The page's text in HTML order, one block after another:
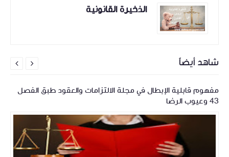
الذخيرة القانونية
شاهد أيضاً
مفهوم قابلية الإبطال في مجلة الالتزامات والعقود طبق الفصل
43 وعيوب الرضا

